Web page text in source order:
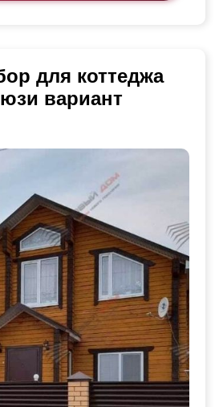
для коттеджа
вариант